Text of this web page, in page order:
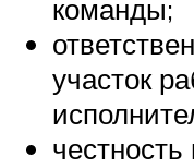
команды;
участок